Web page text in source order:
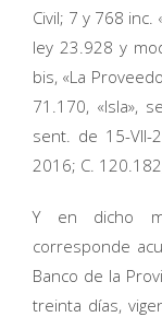
Civil; 7 y 768 inc.
ley 23.928 y
bis, «La
71.170, «Isla»,
sent. de 15-VII-
2016; C.
Y en dicho
corresponde
Banco de la
treinta días,